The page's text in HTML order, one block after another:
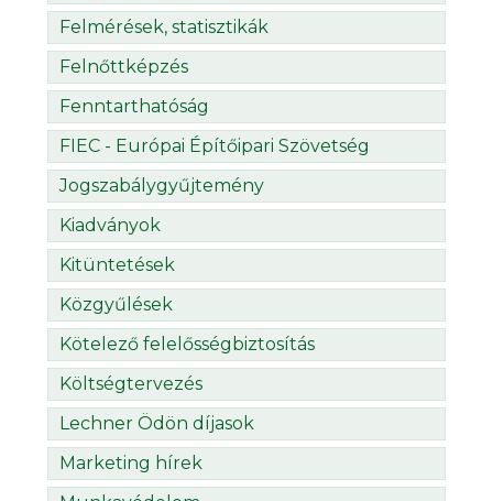
Felmérések, statisztikák
Felnőttképzés
Fenntarthatóság
FIEC - Európai Építőipari Szövetség
Jogszabálygyűjtemény
Kiadványok
Kitüntetések
Közgyűlések
Kötelező felelősségbiztosítás
Költségtervezés
Lechner Ödön díjasok
Marketing hírek